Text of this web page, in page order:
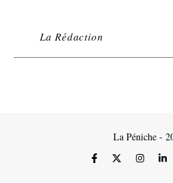
La Rédaction
La Péniche -